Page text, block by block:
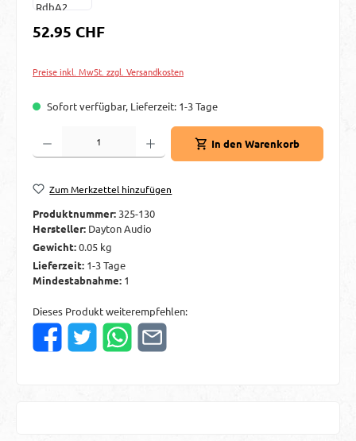
Regulärer Preis:
52.95 CHF
Preise inkl. MwSt. zzgl. Versandkosten
Sofort verfügbar, Lieferzeit: 1-3 Tage
Produkt Anzahl: Gib den gewünschten Wert ein oder benutze die Schaltflächen
In den Warenkorb
Zum Merkzettel hinzufügen
Produktnummer:325-130
Hersteller: Dayton Audio
Gewicht:0.05 kg
Lieferzeit: 1-3 Tage
Mindestabnahme: 1
Dieses Produkt weiterempfehlen: